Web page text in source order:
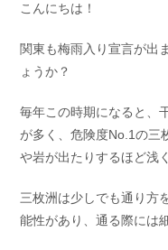
Shop Info.
採用情報
Recruit
こんにちは！
関東も梅雨入り宣言が出
ょうか？
毎年この時期になると、
が多く、危険度No.1の三
や岩が出たりするほど浅
三枚洲は少しでも通り方
能性があり、通る際には